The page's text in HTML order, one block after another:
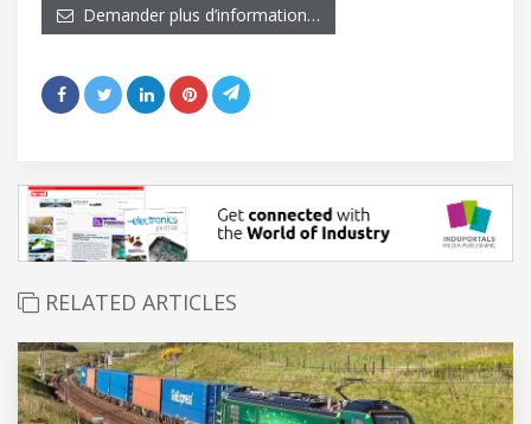
Demander plus d’information…
RELATED ARTICLES